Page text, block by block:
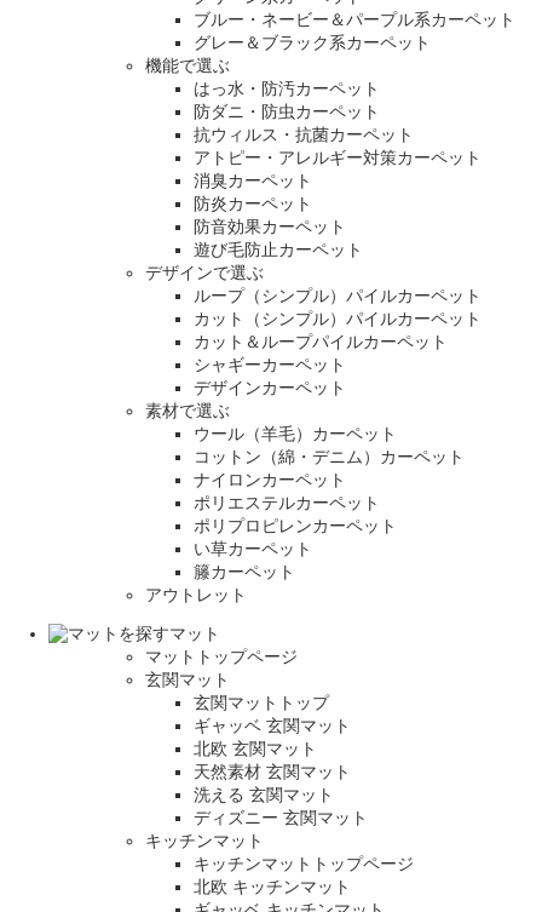
ブルー・ネービー＆パープル系カーペット
グレー＆ブラック系カーペット
機能で選ぶ
はっ水・防汚カーペット
防ダニ・防虫カーペット
抗ウィルス・抗菌カーペット
アトピー・アレルギー対策カーペット
消臭カーペット
防炎カーペット
防音効果カーペット
遊び毛防止カーペット
デザインで選ぶ
ループ（シンプル）パイルカーペット
カット（シンプル）パイルカーペット
カット＆ループパイルカーペット
シャギーカーペット
デザインカーペット
素材で選ぶ
ウール（羊毛）カーペット
コットン（綿・デニム）カーペット
ナイロンカーペット
ポリエステルカーペット
ポリプロピレンカーペット
い草カーペット
籐カーペット
アウトレット
マット
マットトップページ
玄関マット
玄関マットトップ
ギャッベ 玄関マット
北欧 玄関マット
天然素材 玄関マット
洗える 玄関マット
ディズニー 玄関マット
キッチンマット
キッチンマットトップページ
北欧 キッチンマット